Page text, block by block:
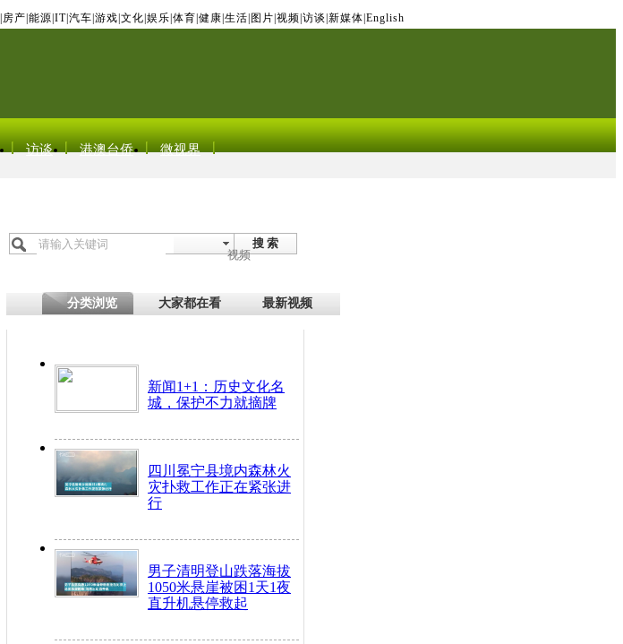
房产 能源 IT| 汽车 游戏 文化 娱乐 体育 健康 生活 图片 视频 访谈 新媒体 English
访谈 港澳台侨 微视界
搜 索
视频
分类浏览 大家都在看 最新视频
新闻1+1：历史文化名
城，保护不力就摘牌
四川冕宁县境内森林火
灾扑救工作正在紧张进
行
男子清明登山跌落海拔
1050米悬崖被困1天1夜
直升机悬停救起